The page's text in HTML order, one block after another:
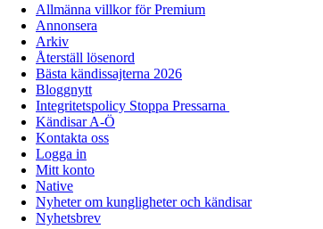
Allmänna villkor för Premium
Annonsera
Arkiv
Återställ lösenord
Bästa kändissajterna 2026
Bloggnytt
Integritetspolicy Stoppa Pressarna
Kändisar A-Ö
Kontakta oss
Logga in
Mitt konto
Native
Nyheter om kungligheter och kändisar
Nyhetsbrev